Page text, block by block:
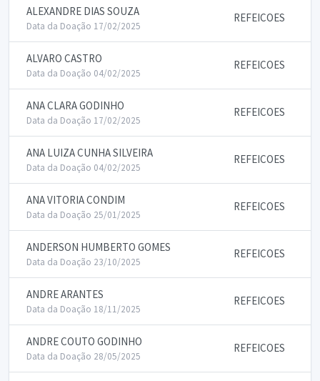
ALEXANDRE DIAS SOUZA
Data da Doação 17/02/2025
REFEICOES
ALVARO CASTRO
Data da Doação 04/02/2025
REFEICOES
ANA CLARA GODINHO
Data da Doação 17/02/2025
REFEICOES
ANA LUIZA CUNHA SILVEIRA
Data da Doação 04/02/2025
REFEICOES
ANA VITORIA CONDIM
Data da Doação 25/01/2025
REFEICOES
ANDERSON HUMBERTO GOMES
Data da Doação 23/10/2025
REFEICOES
ANDRE ARANTES
Data da Doação 18/11/2025
REFEICOES
ANDRE COUTO GODINHO
Data da Doação 28/05/2025
REFEICOES